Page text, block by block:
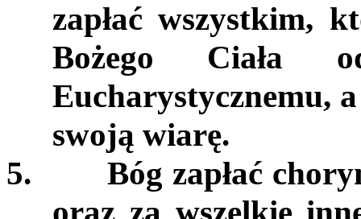
zapłać wszystkim,
Bożego Ciała
Eucharystycznemu,
swoją wiarę.
5.
Bóg zapłać